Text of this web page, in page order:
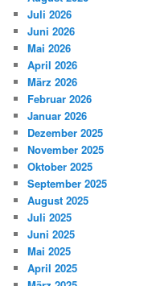
Juli 2026
Juni 2026
Mai 2026
April 2026
März 2026
Februar 2026
Januar 2026
Dezember 2025
November 2025
Oktober 2025
September 2025
August 2025
Juli 2025
Juni 2025
Mai 2025
April 2025